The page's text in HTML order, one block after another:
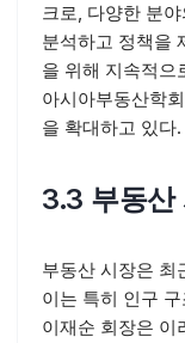
크로, 다양한 분
분석하고 정책을
을 위해 지속적으
아시아부동산학
을 확대하고 있다.
3.3 부동산
부동산 시장은 최
이는 특히 인구
이재순 회장은 이